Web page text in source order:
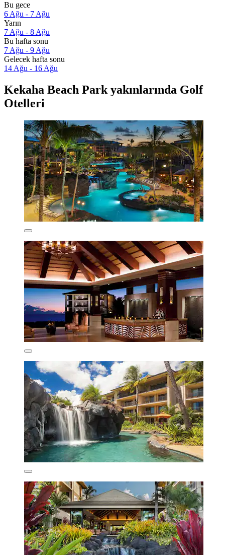
Bu gece
6 Ağu - 7 Ağu
Yarın
7 Ağu - 8 Ağu
Bu hafta sonu
7 Ağu - 9 Ağu
Gelecek hafta sonu
14 Ağu - 16 Ağu
Kekaha Beach Park yakınlarında Golf
Otelleri